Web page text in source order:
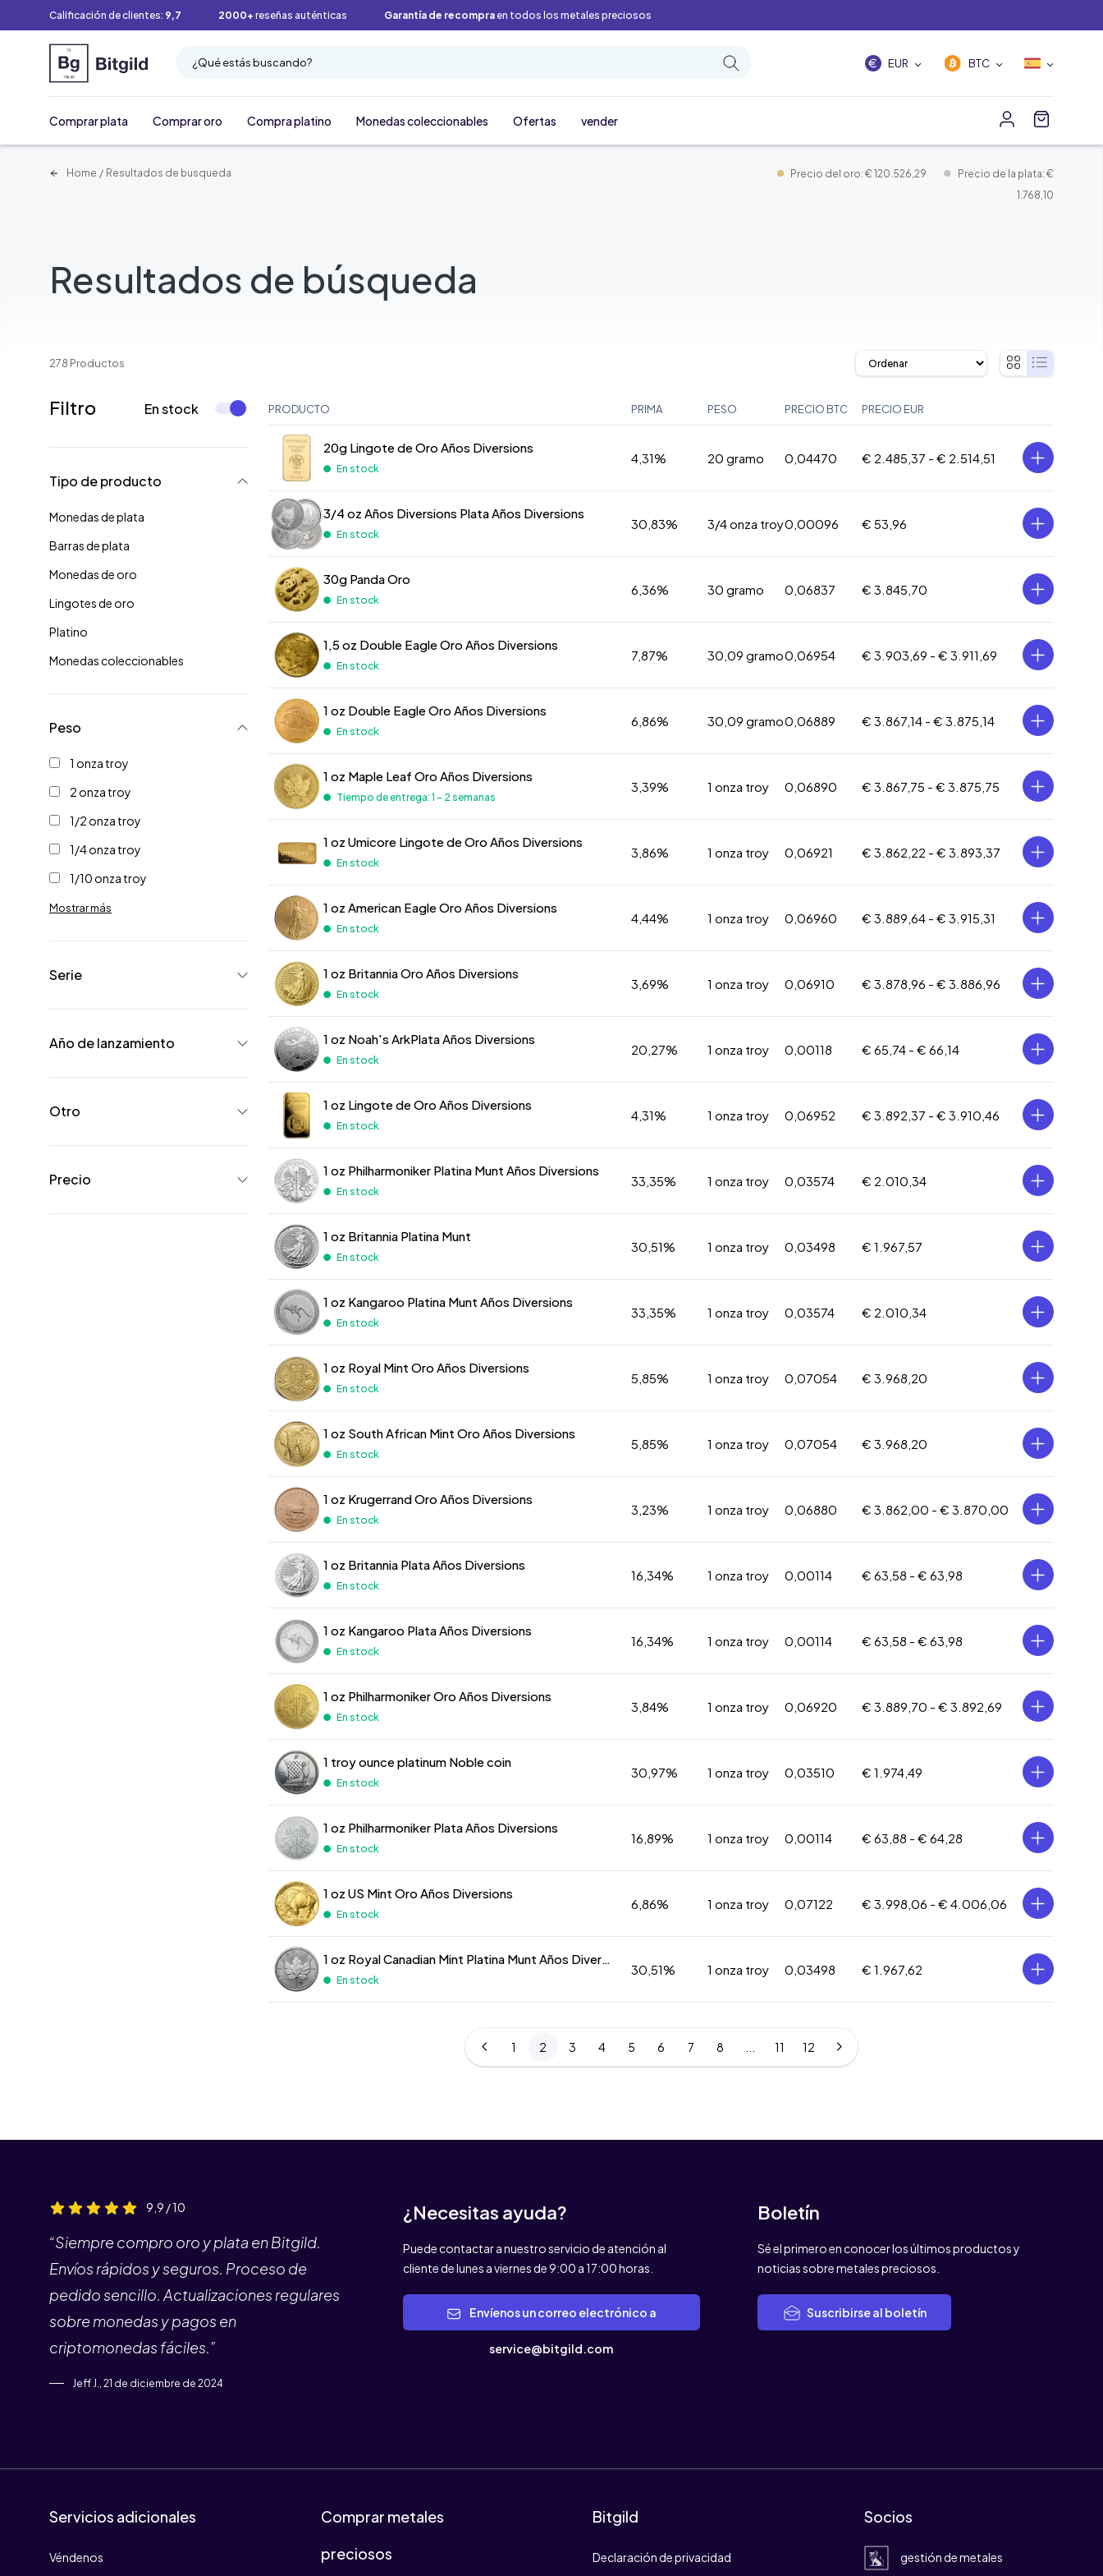
Calificación de clientes: 9,7 2000+ reseñas auténticas Garantía de recompraen todos los metales preciosos
¿Qué estás buscando? EUR BTC
Comprar plata Comprar oro Compra platino Monedas coleccionables Ofertas vender
Home / Resultados de busqueda Precio del oro: € 120.526,29
Precio de la plata: €
1.768,10
Resultados de búsqueda
278 Productos
Filtro En stock
Tipo de producto
Monedas de plata
Barras de plata
Monedas de oro
Lingotes de oro
Platino
Monedas coleccionables
Peso
1 onza troy
2 onza troy
1/2 onza troy
1/4 onza troy
1/10 onza troy
Mostrar más
Serie
Año de lanzamiento
Otro
Precio
PRODUCTO PRIMA PESO PRECIO BTC PRECIO EUR
20g Lingote de Oro Años Diversions
En stock
4,31% 20 gramo 0,04470 € 2.485,37 - € 2.514,51
3/4 oz Años Diversions Plata Años Diversions
En stock
30,83% 3/4 onza troy0,00096 € 53,96
30g Panda Oro
En stock
6,36% 30 gramo 0,06837 € 3.845,70
1,5 oz Double Eagle Oro Años Diversions
En stock
7,87% 30,09 gramo0,06954 € 3.903,69 - € 3.911,69
1 oz Double Eagle Oro Años Diversions
En stock
6,86% 30,09 gramo0,06889 € 3.867,14 - € 3.875,14
1 oz Maple Leaf Oro Años Diversions
Tiempo de entrega: 1 - 2 semanas
3,39% 1 onza troy 0,06890 € 3.867,75 - € 3.875,75
1 oz Umicore Lingote de Oro Años Diversions
En stock
3,86% 1 onza troy 0,06921 € 3.862,22 - € 3.893,37
1 oz American Eagle Oro Años Diversions
En stock
4,44% 1 onza troy 0,06960 € 3.889,64 - € 3.915,31
1 oz Britannia Oro Años Diversions
En stock
3,69% 1 onza troy 0,06910 € 3.878,96 - € 3.886,96
1 oz Noah's ArkPlata Años Diversions
En stock
20,27% 1 onza troy 0,00118 € 65,74 - € 66,14
1 oz Lingote de Oro Años Diversions
En stock
4,31% 1 onza troy 0,06952 € 3.892,37 - € 3.910,46
1 oz Philharmoniker Platina Munt Años Diversions
En stock
33,35% 1 onza troy 0,03574 € 2.010,34
1 oz Britannia Platina Munt
En stock
30,51% 1 onza troy 0,03498 € 1.967,57
1 oz Kangaroo Platina Munt Años Diversions
En stock
33,35% 1 onza troy 0,03574 € 2.010,34
1 oz Royal Mint Oro Años Diversions
En stock
5,85% 1 onza troy 0,07054 € 3.968,20
1 oz South African Mint Oro Años Diversions
En stock
5,85% 1 onza troy 0,07054 € 3.968,20
1 oz Krugerrand Oro Años Diversions
En stock
3,23% 1 onza troy 0,06880 € 3.862,00 - € 3.870,00
1 oz Britannia Plata Años Diversions
En stock
16,34% 1 onza troy 0,00114 € 63,58 - € 63,98
1 oz Kangaroo Plata Años Diversions
En stock
16,34% 1 onza troy 0,00114 € 63,58 - € 63,98
1 oz Philharmoniker Oro Años Diversions
En stock
3,84% 1 onza troy 0,06920 € 3.889,70 - € 3.892,69
1 troy ounce platinum Noble coin
En stock
30,97% 1 onza troy 0,03510 € 1.974,49
1 oz Philharmoniker Plata Años Diversions
En stock
16,89% 1 onza troy 0,00114 € 63,88 - € 64,28
1 oz US Mint Oro Años Diversions
En stock
6,86% 1 onza troy 0,07122 € 3.998,06 - € 4.006,06
1 oz Royal Canadian Mint Platina Munt Años Diversions
En stock
30,51% 1 onza troy 0,03498 € 1.967,62
1 2 3 4 5 6 7 8 11 12
9,9 / 10
“Siempre compro oro y plata en Bitgild.
Envíos rápidos y seguros. Proceso de
pedido sencillo. Actualizaciones regulares
sobre monedas y pagos en
criptomonedas fáciles.”
Jeff J., 21 de diciembre de 2024
¿Necesitas ayuda?
Puede contactar a nuestro servicio de atención al
cliente de lunes a viernes de 9:00 a 17:00 horas.
service@bitgild.com
Boletín
Sé el primero en conocer los últimos productos y
noticias sobre metales preciosos.
Suscribirse al boletín
Servicios adicionales
Véndenos
Comprar metales
preciosos
Bitgild
Declaración de privacidad
Socios
gestión de metales